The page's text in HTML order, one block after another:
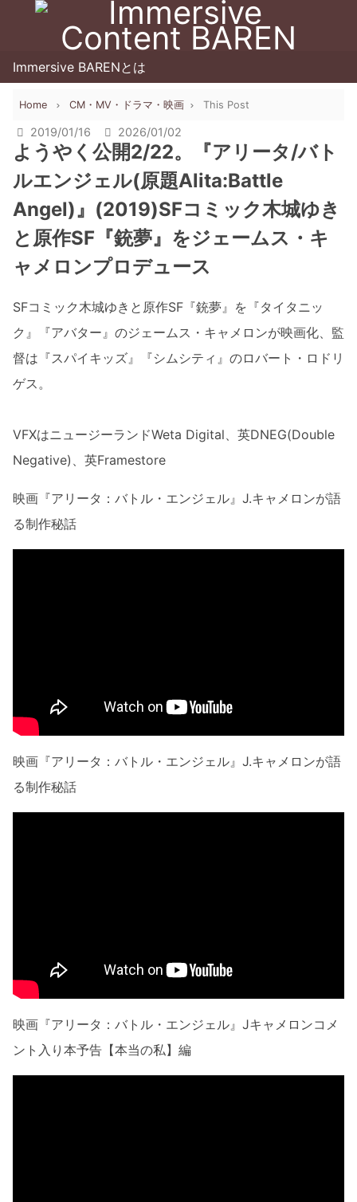
Immersive BARENとは
Home CM・MV・ドラマ・映画 This Post
2019/01/16 2026/01/02
ようやく公開2/22。『アリータ/バト
ルエンジェル(原題Alita:Battle
Angel)』(2019)SFコミック木城ゆき
と原作SF『銃夢』をジェームス・キ
ャメロンプロデュース
SFコミック木城ゆきと原作SF『銃夢』を『タイタニッ
ク』『アバター』のジェームス・キャメロンが映画化、監
督は『スパイキッズ』『シムシティ』のロバート・ロドリ
ゲス。
VFXはニュージーランドWeta Digital、英DNEG(Double
Negative)、英Framestore
映画『アリータ：バトル・エンジェル』J.キャメロンが語
る制作秘話
映画『アリータ：バトル・エンジェル』J.キャメロンが語
る制作秘話
映画『アリータ：バトル・エンジェル』Jキャメロンコメ
ント入り本予告【本当の私】編